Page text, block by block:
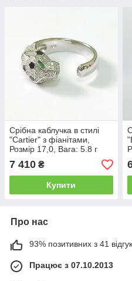
Срібна каблучка в стилі
"Cartier" з фіанітами,
Розмір 17,0, Вага: 5.8 г
7 410 ₴
Купити
Про нас
93% позитивних з 41
Працює з 07.10.2013